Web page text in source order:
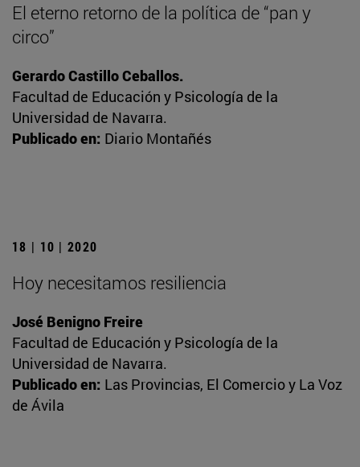
El eterno retorno de la política de “pan y
circo”
Gerardo Castillo Ceballos.
Facultad de Educación y Psicología de la
Universidad de Navarra.
Publicado en: Diario Montañés
18 | 10 | 2020
Hoy necesitamos resiliencia
José Benigno Freire
Facultad de Educación y Psicología de la
Universidad de Navarra.
Publicado en: Las Provincias, El Comercio y La Voz
de Ávila